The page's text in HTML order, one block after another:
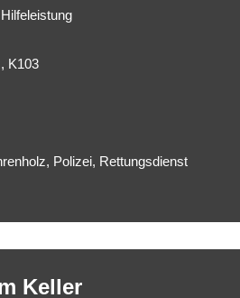
K103
Polizei, Rettungsdienst
Keller